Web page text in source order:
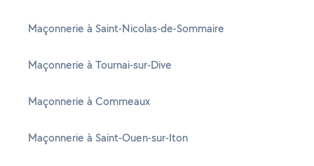
Maçonnerie à Saint-Nicolas-de-Sommaire
Maçonnerie à Tournai-sur-Dive
Maçonnerie à Commeaux
Maçonnerie à Saint-Ouen-sur-Iton